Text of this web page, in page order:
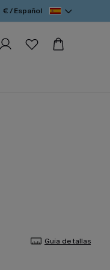
€ / Español
Guía de tallas